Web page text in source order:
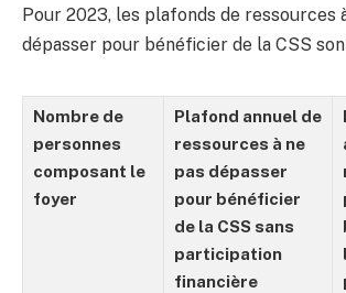
Pour 2023, les plafonds de ressources
dépasser pour bénéficier de la CSS
Nombre de
personnes
composant le
foyer
Plafond annuel de
ressources à ne
pas dépasser
pour bénéficier
de la CSS sans
participation
financière